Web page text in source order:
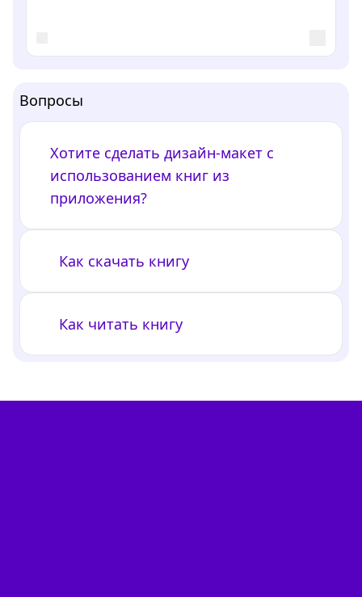
Вопросы
Хотите сделать дизайн-макет с
использованием книг из
приложения?
Как скачать книгу
Как читать книгу